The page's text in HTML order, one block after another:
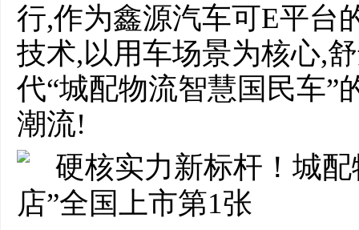
行,作为鑫源汽车可E平台
技术,以用车场景为核心,
代“城配物流智慧国民车”
潮流!